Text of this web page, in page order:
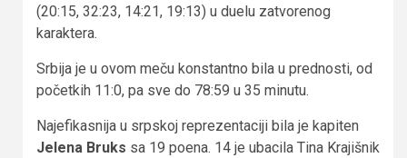
(20:15, 32:23, 14:21, 19:13) u duelu zatvorenog
karaktera.
Srbija je u ovom meču konstantno bila u prednosti, od
početkih 11:0, pa sve do 78:59 u 35 minutu.
Najefikasnija u srpskoj reprezentaciji bila je kapiten
Jelena Bruks sa 19 poena. 14 je ubacila Tina Krajišnik